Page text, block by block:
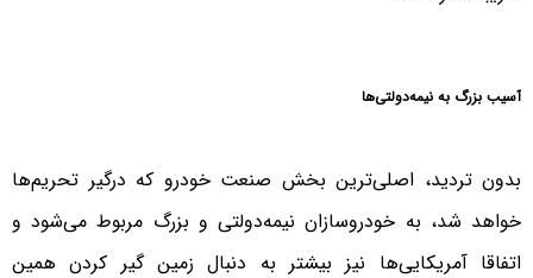
آسیب بزرگ به نیمه‌دولتی‌ها
بدون تردید، اصلی‌ترین بخش صنعت خودرو که درگیر تحریم‌ها
خواهد شد، به خودروسازان نیمه‌دولتی و بزرگ مربوط می‌شود و
اتفاقا آمریکایی‌ها نیز بیشتر به دنبال زمین گیر کردن همین